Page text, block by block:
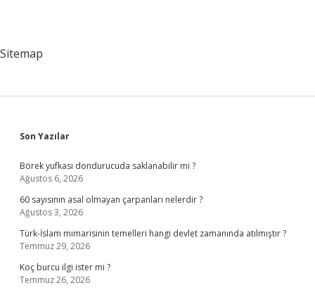
Sitemap
Sidebar
Son Yazılar
Börek yufkası dondurucuda saklanabilir mi ?
Ağustos 6, 2026
60 sayısının asal olmayan çarpanları nelerdir ?
Ağustos 3, 2026
Türk-İslam mimarisinin temelleri hangi devlet zamanında atılmıştır ?
Temmuz 29, 2026
Koç burcu ilgi ister mi ?
Temmuz 26, 2026